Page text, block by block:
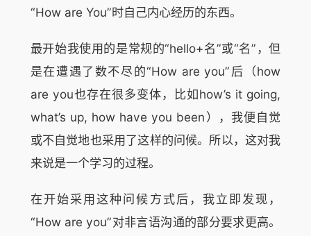
“How are You”时自己内心经历的东西。
最开始我使用的是常规的“hello+名”或“名”，但
是在遭遇了数不尽的“How are you”后（how
are you也存在很多变体，比如how’s it going,
what’s up, how have you been），我便自觉
或不自觉地也采用了这样的问候。所以，这对我
来说是一个学习的过程。
在开始采用这种问候方式后，我立即发现，
“How are you”对非言语沟通的部分要求更高。